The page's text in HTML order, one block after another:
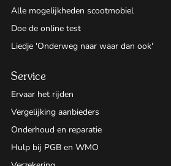
Alle mogelijkheden scootmobiel
Doe de online test
Liedje 'Onderweg naar waar dan ook'
Service
Ervaar het rijden
Vergelijking aanbieders
Onderhoud en reparatie
Hulp bij PGB en WMO